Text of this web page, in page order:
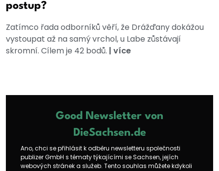
postup?
Zatímco řada odborníků věří, že Drážďany dokážou
vystoupat až na samý vrchol, u Labe zůstávají
skromní. Cílem je 42 bodů. | více
Good Newsletter von
DieSachsen.de
Ano, chci se přihlásit k odběru newsletteru společnosti
publizer GmbH s tématy týkajícími se Sachsen, jejích
webových stránek a služeb. Tento souhlas můžete kdykoli